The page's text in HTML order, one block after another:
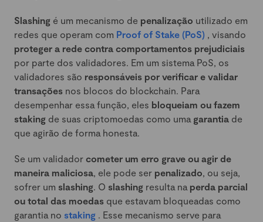
Slashing é um mecanismo de penalização utilizado em
redes que operam com Proof of Stake (PoS)
, visando
proteger a rede contra comportamentos prejudiciais
por parte dos validadores. Em um sistema PoS, os
validadores são responsáveis por verificar e validar
transações nos blocos do blockchain. Para
desempenhar essa função, eles bloqueiam ou fazem
staking de suas criptomoedas como uma garantia de
que agirão de forma honesta.
Se um validador cometer um erro grave ou agir de
maneira maliciosa , ele pode ser penalizado , ou seja,
sofrer um slashing . O slashing resulta na perda parcial
ou total das moedas que estavam bloqueadas como
garantia no staking
. Esse mecanismo serve para